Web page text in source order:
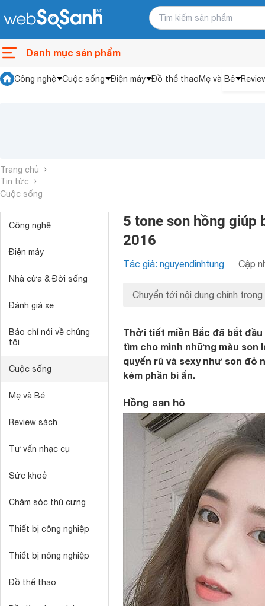
Danh mục sản phẩm
Công nghệ Cuộc sống Điện máy Đồ thể thaoMẹ và Bé
Trang chủ
Tin tức
Cuộc sống
Công nghệ
Điện máy
Nhà cửa & Đời sống
Đánh giá xe
Báo chí nói về chúng
tôi
Cuộc sống
Mẹ và Bé
Review sách
Tư vấn nhạc cụ
Sức khoẻ
Chăm sóc thú cưng
Thiết bị công nghiệp
Thiết bị nông nghiệp
Đồ thể thao
5 tone son hồng giúp
2016
Tác giả: nguyendinhtung Cập
Chuyển tới nội dung chính
Thời tiết miền Bắc đã bắt đầu
tìm cho mình những màu
quyến rũ và sexy như son đỏ
kém phần bí ẩn.
Hồng san hô